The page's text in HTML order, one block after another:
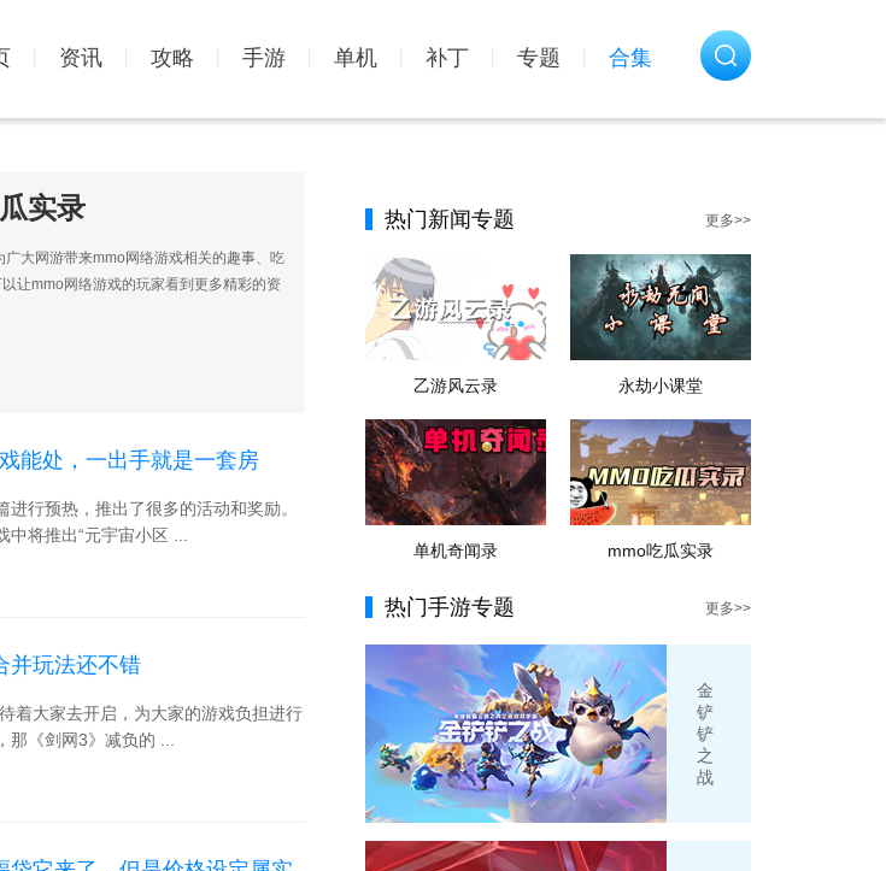
资讯 攻略 手游 单机 补丁 专题 合集
实录
广大网游带来mmo网络游戏相关的趣事、吃
让mmo网络游戏的玩家看到更多精彩的资
能处，一出手就是一套房
进行预热，推出了很多的活动和奖励。
将推出“元宇宙小区 ...
并玩法还不错
着大家去开启，为大家的游戏负担进行
《剑网3》减负的 ...
热门新闻专题 更多>>
乙游风云录 永劫小课堂
单机奇闻录 mmo吃瓜实录
热门手游专题 更多>>
金
铲
铲
之
战